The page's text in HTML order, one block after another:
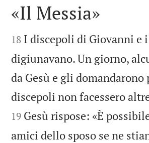

«Il Messia»

18 I discepoli di Giovanni e
digiunavano. Un giorno,
da Gesù e gli domandarono
discepoli non facessero
19 Gesù rispose: «È
amici dello sposo se ne